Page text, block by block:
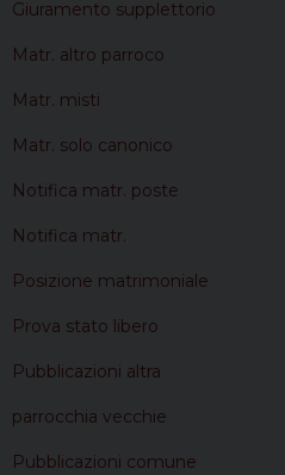
Giuramento supplettorio
Matr. altro parroco
Matr. misti
Matr. solo canonico
Notifica matr. poste
Notifica matr.
Posizione matrimoniale
Prova stato libero
Pubblicazioni altra
parrocchia vecchie
Pubblicazioni comune